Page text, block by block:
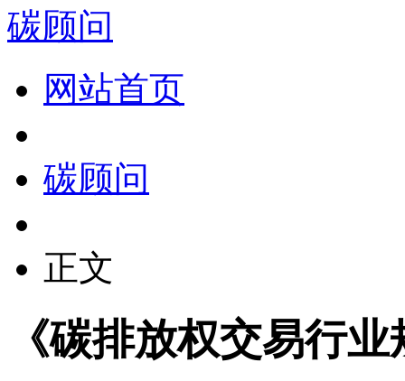
碳顾问
网站首页
碳顾问
正文
《碳排放权交易行